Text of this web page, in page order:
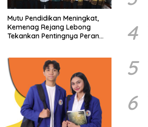
Mutu Pendidikan Meningkat,
Kemenag Rejang Lebong
Tekankan Pentingnya Peran
4
5
6